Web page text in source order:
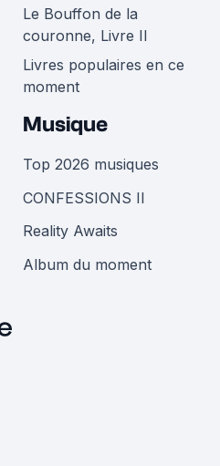
Le Bouffon de la
couronne, Livre II
Livres populaires en ce
moment
Musique
Top 2026 musiques
CONFESSIONS II
Reality Awaits
Album du moment